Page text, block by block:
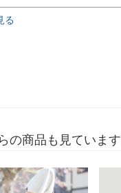
る
の商品も見ています